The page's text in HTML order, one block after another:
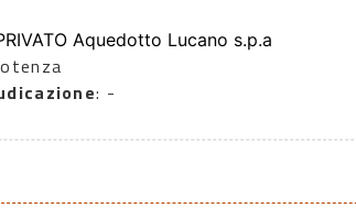
Aquedotto Lucano s.p.a
: -